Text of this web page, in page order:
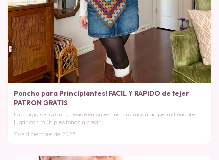
Poncho para Principiantes! FACIL Y RAPIDO de tejer
PATRON GRATIS
La magia del granny reside en su estructura modular, permitiéndote
jugar con múltiples tonos y crear
7 de diciembre de 2025